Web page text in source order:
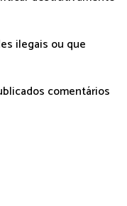
ilegais ou que
comentários